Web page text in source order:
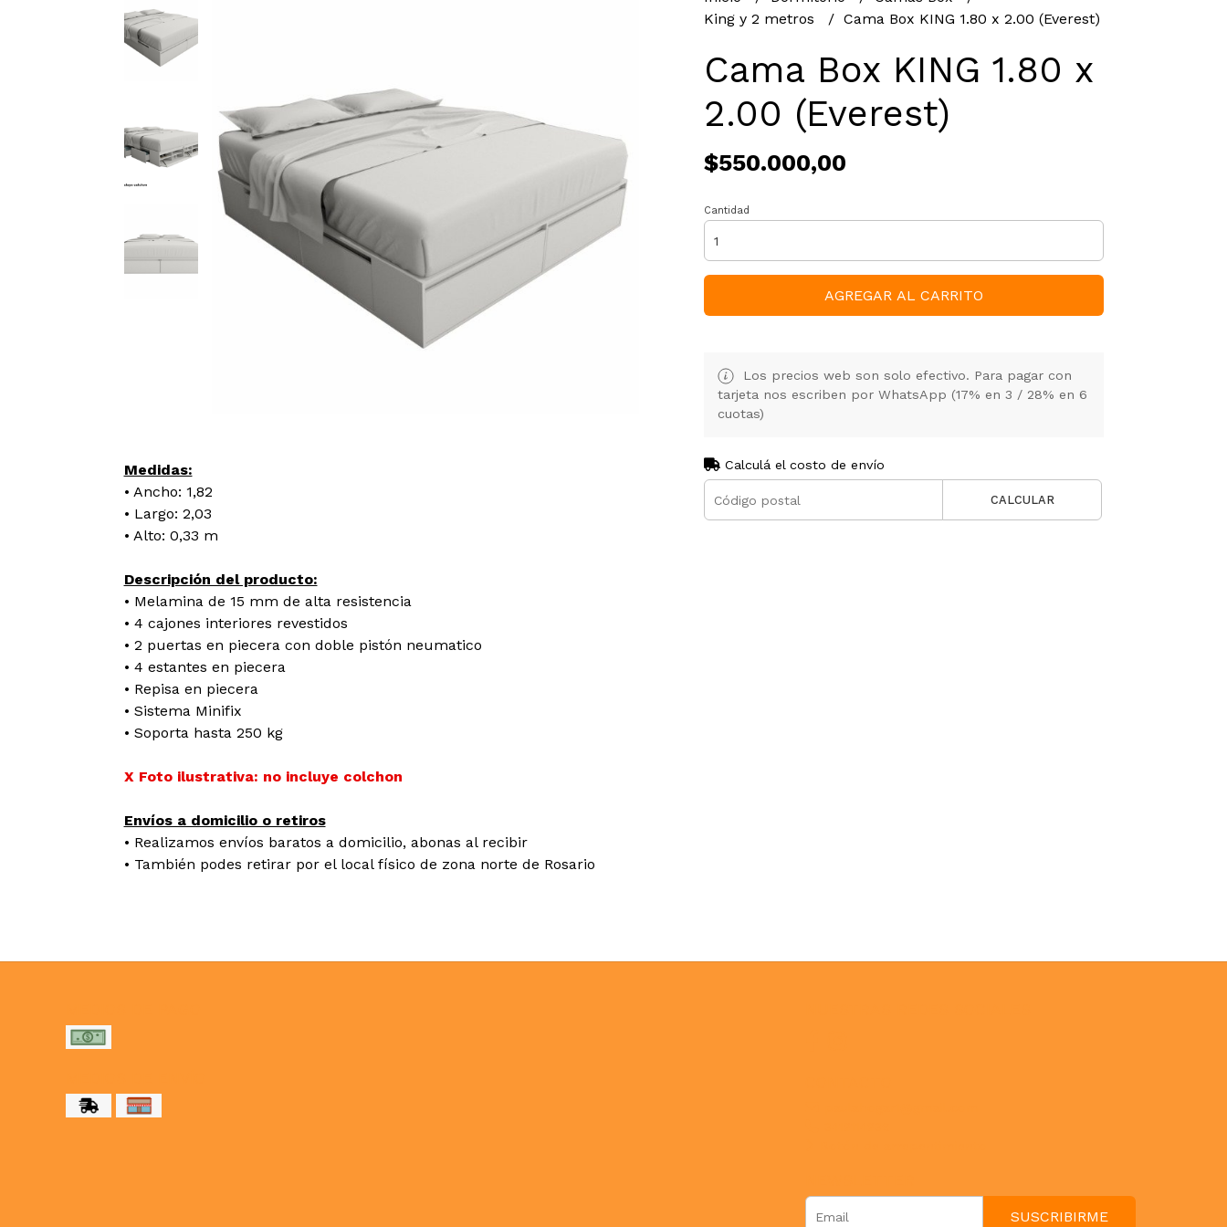
Medidas:
• Ancho: 1,82
• Largo: 2,03
• Alto: 0,33 m
Descripción del producto:
• Melamina de 15 mm de alta resistencia
• 4 cajones interiores revestidos
• 2 puertas en piecera con doble pistón neumatico
• 4 estantes en piecera
• Repisa en piecera
• Sistema Minifix
• Soporta hasta 250 kg
X Foto ilustrativa: no incluye colchon
Envíos a domicilio o retiros
• Realizamos envíos baratos a domicilio, abonas al recibir
• También podes retirar por el local físico de zona norte de Rosario
King y 2 metros
Cama Box KING 1.80 x 2.00 (Everest)
Cama Box KING 1.80 x
2.00 (Everest)
$550.000,00
Cantidad
AGREGAR AL CARRITO
Los precios web son solo efectivo. Para pagar con
tarjeta nos escriben por WhatsApp (17% en 3 / 28% en 6
cuotas)
Calculá el costo de envío
CALCULAR
SUSCRIBIRME